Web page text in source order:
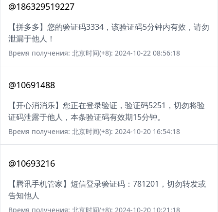
@186329519227
【拼多多】您的验证码3334，该验证码5分钟内有效，请勿
泄漏于他人！
Время получения: 北京时间(+8): 2024-10-22 08:56:18
@10691488
【开心消消乐】您正在登录验证，验证码5251，切勿将验
证码泄露于他人，本条验证码有效期15分钟。
Время получения: 北京时间(+8): 2024-10-20 16:54:18
@10693216
【腾讯手机管家】短信登录验证码：781201，切勿转发或
告知他人
Время получения: 北京时间(+8): 2024-10-20 10:21:18